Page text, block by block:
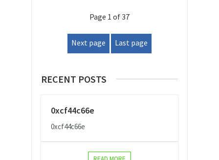
Page 1 of 37
Next page Last page
RECENT POSTS
0xcf44c66e
0xcf44c66e